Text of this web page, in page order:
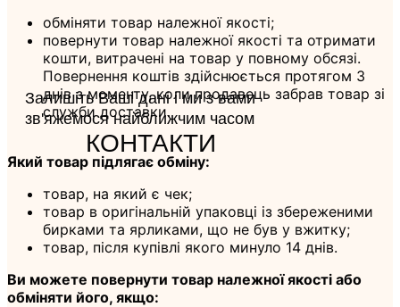
Залишіть Ваші дані і ми з вами
зв'яжемося найближчим часом
КОНТАКТИ
обміняти товар належної якості;
повернути товар належної якості та отримати
кошти, витрачені на товар у повному обсязі.
Повернення коштів здійснюється протягом 3
днів з моменту, коли продавець забрав товар зі
служби доставки.
Який товар підлягає обміну:
товар, на який є чек;
товар в оригінальній упаковці із збереженими
бирками та ярликами, що не був у вжитку;
товар, після купівлі якого минуло 14 днів.
Ви можете повернути товар належної якості або
обміняти його, якщо: